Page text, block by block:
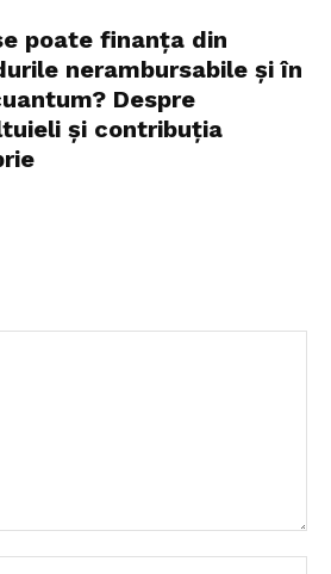
poate finanța din
nerambursabile și în
Despre
și contribuția